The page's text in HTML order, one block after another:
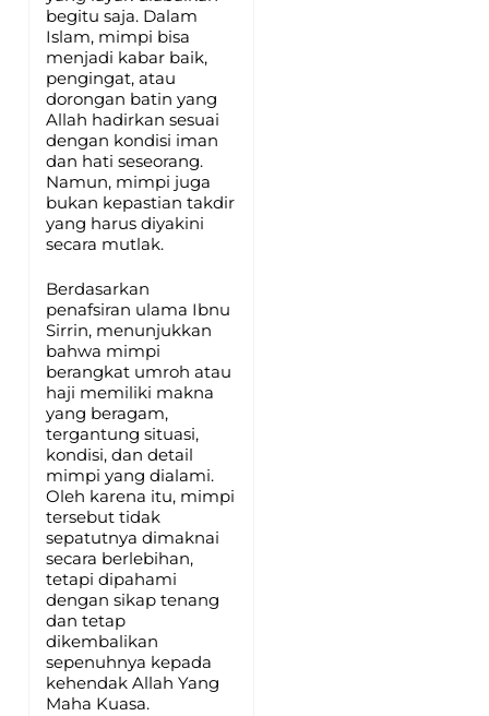
begitu saja. Dalam
Islam, mimpi bisa
menjadi kabar baik,
pengingat, atau
dorongan batin yang
Allah hadirkan sesuai
dengan kondisi iman
dan hati seseorang.
Namun, mimpi juga
bukan kepastian takdir
yang harus diyakini
secara mutlak.
Berdasarkan
penafsiran ulama Ibnu
Sirrin, menunjukkan
bahwa mimpi
berangkat umroh atau
haji memiliki makna
yang beragam,
tergantung situasi,
kondisi, dan detail
mimpi yang dialami.
Oleh karena itu, mimpi
tersebut tidak
sepatutnya dimaknai
secara berlebihan,
tetapi dipahami
dengan sikap tenang
dan tetap
dikembalikan
sepenuhnya kepada
kehendak Allah Yang
Maha Kuasa.